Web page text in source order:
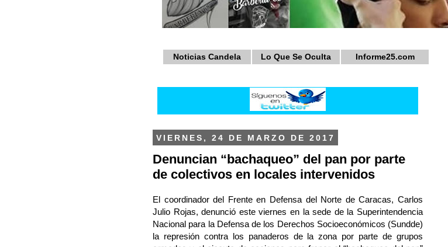
Noticias Candela Lo Que Se Oculta Informe25.com
VIERNES, 24 DE MARZO DE 2017
Denuncian “bachaqueo” del pan por parte
de colectivos en locales intervenidos
El coordinador del Frente en Defensa del Norte de Caracas, Carlos
Julio Rojas, denunció este viernes en la sede de la Superintendencia
Nacional para la Defensa de los Derechos Socioeconómicos (Sundde)
la represión contra los panaderos de la zona por parte de grupos